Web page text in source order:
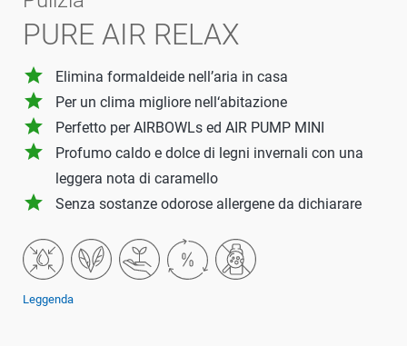
PURE AIR RELAX
grade Elimina formaldeide nell’aria in casa
grade Per un clima migliore nell‘abitazione
grade Perfetto per AIRBOWLs ed AIR PUMP MINI
grade
Profumo caldo e dolce di legni invernali con una
leggera nota di caramello
grade Senza sostanze odorose allergene da dichiarare
Leggenda